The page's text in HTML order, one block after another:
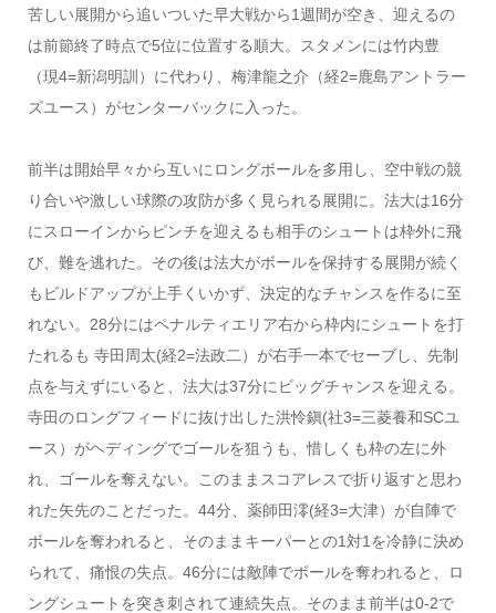
苦しい展開から追いついた早大戦から1週間が空き、迎えるの
は前節終了時点で5位に位置する順大。スタメンには竹内豊
（現4=新潟明訓）に代わり、梅津龍之介（経2=鹿島アントラー
ズユース）がセンターバックに入った。
前半は開始早々から互いにロングボールを多用し、空中戦の競
り合いや激しい球際の攻防が多く見られる展開に。法大は16分
にスローインからピンチを迎えるも相手のシュートは枠外に飛
び、難を逃れた。その後は法大がボールを保持する展開が続く
もビルドアップが上手くいかず、決定的なチャンスを作るに至
れない。28分にはペナルティエリア右から枠内にシュートを打
たれるも 寺田周太(経2=法政二）が右手一本でセーブし、先制
点を与えずにいると、法大は37分にビッグチャンスを迎える。
寺田のロングフィードに抜け出した洪怜鎭(社3=三菱養和SCユ
ース）がヘディングでゴールを狙うも、惜しくも枠の左に外
れ、ゴールを奪えない。このままスコアレスで折り返すと思わ
れた矢先のことだった。44分、薬師田澪(経3=大津）が自陣で
ボールを奪われると、そのままキーパーとの1対1を冷静に決め
られて、痛恨の失点。46分には敵陣でボールを奪われると、ロ
ングシュートを突き刺されて連続失点。そのまま前半は0-2で